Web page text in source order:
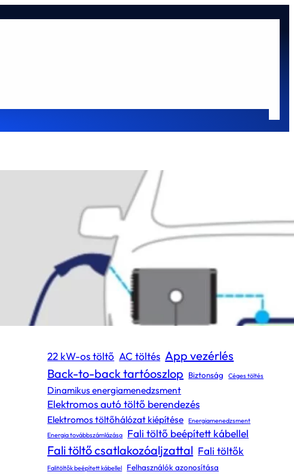
Oldalsáv
Keresés
22 kW-os töltő AC töltés App vezérlés
Back-to-back tartóoszlop
Biztonság Céges töltés
Dinamikus energiamenedzsment
Elektromos autó töltő berendezés
Elektromos töltőhálózat kiépítése Energiamenedzsment
Energia továbbszámlázása
Fali töltő beépített kábellel
Fali töltő csatlakozóaljzattal Fali töltők
Falitöltők beépített kábellel Felhasználók azonosítása